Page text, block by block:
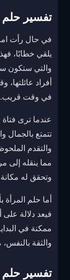
تفسير
في حال رأت
يلقي خطابًا،
والتي ستكون
أفراد
في وقت قريب.
عندما ترى
تتمتع بالجمال
والتقدم
مما ينقله إلى
وتحقق له
أما حلم المرأة
فيعد دلالة
ممكنة في
والثقة بالنفس،
تفسير